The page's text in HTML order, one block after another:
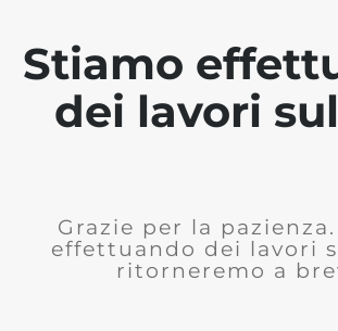
Stiamo
dei lavori
Grazie per la
effettuando dei lavori
ritorneremo a